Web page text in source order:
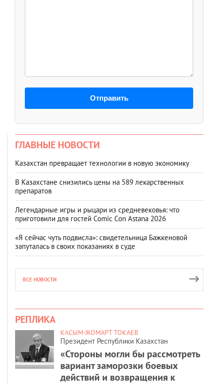
Отправить
ГЛАВНЫЕ НОВОСТИ
Казахстан превращает технологии в новую экономику
В Казахстане снизились цены на 589 лекарственных
препаратов
Легендарные игры и рыцари из средневековья: что
приготовили для гостей Comic Con Astana 2026
«Я сейчас чуть подвисла»: свидетельница Бажкеновой
запуталась в своих показаниях в суде
ВСЕ НОВОСТИ
РЕПЛИКА
КАСЫМ-ЖОМАРТ ТОКАЕВ
Президент Республики Казахстан
«Стороны могли бы рассмотреть
вариант заморозки боевых
действий и возвращения к